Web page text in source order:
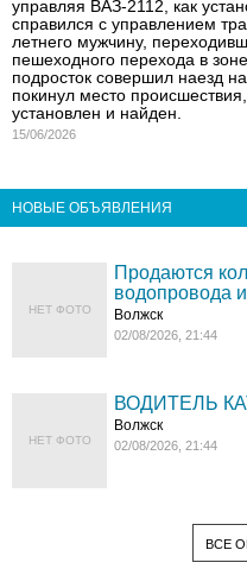
управляя ВАЗ-2112, как
справился с управлением
летнего мужчину,
пешеходного перехода в
подросток совершил наезд
покинул место
установлен и найден.
15/06/2026
НОВЫЕ ОБЪЯВЛЕНИЯ
НЕТ ФОТО
Продаются
водопровода
Волжск
02/08/2026, 21:44
НЕТ ФОТО
ВОДИТЕЛЬ
Волжск
02/08/2026, 21:44
ВСЕ